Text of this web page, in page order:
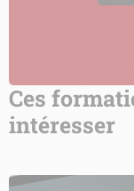
Ces
intéresser